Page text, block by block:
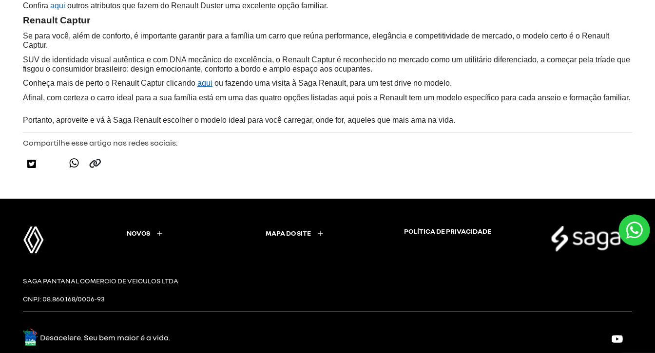
Confira aqui outros atributos que fazem do Renault Duster uma excelente opção familiar.
Renault Captur
Se para você, além de conforto, é importante garantir para a família um carro que reúna performance, elegância e competitividade de mercado, o modelo certo é o Renault
Captur.
SUV de identidade visual autêntica e com DNA mecânico de excelência, o Renault Captur é reconhecido no mercado como um utilitário diferenciado, a começar pela tríade que
fisgou o consumidor brasileiro: design emocionante, conforto a bordo e amplo espaço aos ocupantes.
Conheça mais de perto o Renault Captur clicando aqui ou fazendo uma visita à Saga Renault, para um test drive no modelo.
Afinal, com certeza o carro ideal para a sua família está em uma das quatro opções listadas aqui pois a Renault tem um modelo específico para cada anseio e formação familiar.
Portanto, aproveite e vá à Saga Renault escolher o modelo ideal para você carregar, onde for, aqueles que mais ama na vida.
Compartilhe esse artigo nas redes sociais:
NOVOS MAPA DO SITE POLÍTICA DE PRIVACIDADE
SAGA PANTANAL COMERCIO DE VEICULOS LTDA
CNPJ: 08.860.168/0006-93
Desacelere. Seu bem maior é a vida.